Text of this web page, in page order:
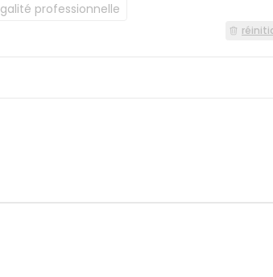
professionnelle